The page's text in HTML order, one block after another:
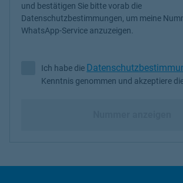
und bestätigen Sie bitte vorab die
Datenschutzbestimmungen, um meine
WhatsApp-Service anzuzeigen.
Ich habe die Datenschutzbestimmungen
Ich habe die
Kenntnis genommen und akzeptiere